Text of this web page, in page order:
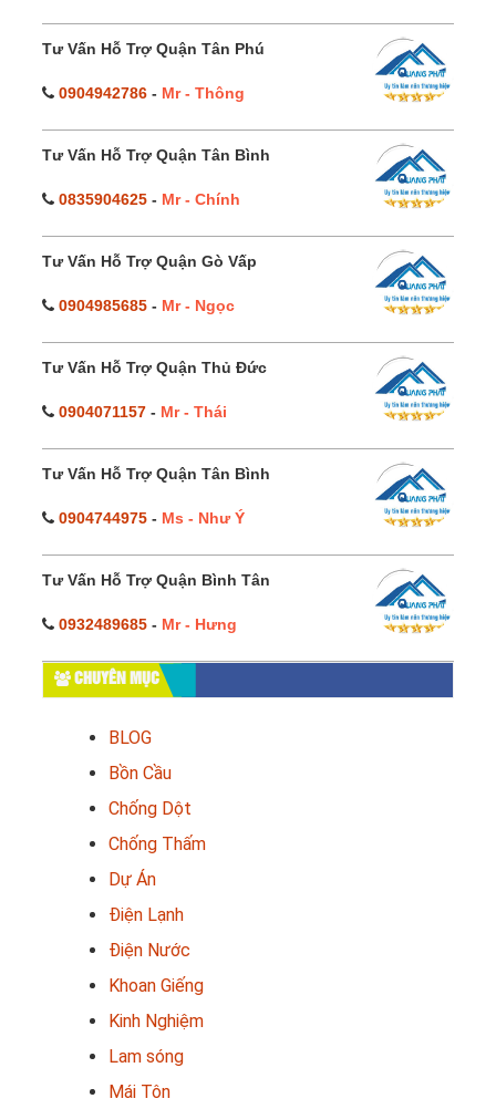
Tư Vấn Hỗ Trợ Quận Tân Phú
0904942786 - Mr - Thông
Tư Vấn Hỗ Trợ Quận Tân Bình
0835904625 - Mr - Chính
Tư Vấn Hỗ Trợ Quận Gò Vấp
0904985685 - Mr - Ngọc
Tư Vấn Hỗ Trợ Quận Thủ Đức
0904071157 - Mr - Thái
Tư Vấn Hỗ Trợ Quận Tân Bình
0904744975 - Ms - Như Ý
Tư Vấn Hỗ Trợ Quận Bình Tân
0932489685 - Mr - Hưng
CHUYÊN MỤC
BLOG
Bồn Cầu
Chống Dột
Chống Thấm
Dự Án
Điện Lạnh
Điện Nước
Khoan Giếng
Kinh Nghiệm
Lam sóng
Mái Tôn